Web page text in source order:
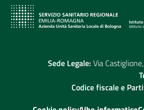
Sede Legale: Via
Codice fiscale e